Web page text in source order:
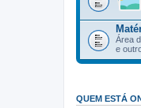
Área
e
QUEM ESTÁ